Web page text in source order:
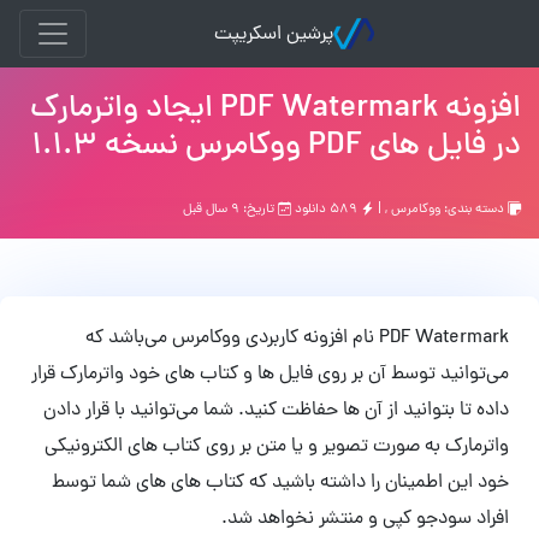
پرشین اسکریپت
افزونه PDF Watermark ایجاد واترمارک
در فایل های PDF ووکامرس نسخه 1.1.3
دسته بندی: ووکامرس, | تاریخ: ۹ سال قبل
PDF Watermark نام افزونه کاربردی ووکامرس می‌باشد که
می‌توانید توسط آن بر روی فایل ها و کتاب های خود واترمارک قرار
داده تا بتوانید از آن ها حفاظت کنید. شما می‌توانید با قرار دادن
واترمارک به صورت تصویر و یا متن بر روی کتاب های الکترونیکی
خود این اطمینان را داشته باشید که کتاب های های شما توسط
افراد سودجو کپی و منتشر نخواهد شد.